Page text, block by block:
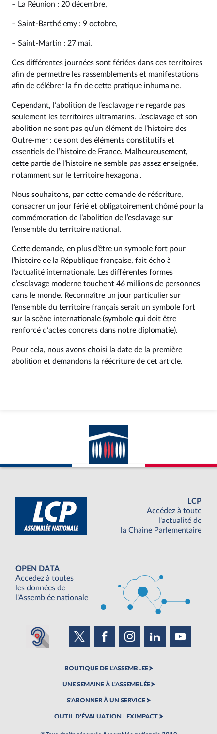
– La Réunion : 20 décembre,
– Saint-Barthélemy : 9 octobre,
– Saint-Martin : 27 mai.
Ces différentes journées sont fériées dans ces territoires
afin de permettre les rassemblements et manifestations
afin de célébrer la fin de cette pratique inhumaine.
Cependant, l’abolition de l’esclavage ne regarde pas
seulement les territoires ultramarins. L’esclavage et son
abolition ne sont pas qu’un élément de l’histoire des
Outre-mer : ce sont des éléments constitutifs et
essentiels de l’histoire de France. Malheureusement,
cette partie de l’histoire ne semble pas assez enseignée,
notamment sur le territoire hexagonal.
Nous souhaitons, par cette demande de réécriture,
consacrer un jour férié et obligatoirement chômé pour la
commémoration de l’abolition de l’esclavage sur
l’ensemble du territoire national.
Cette demande, en plus d’être un symbole fort pour
l’histoire de la République française, fait écho à
l’actualité internationale. Les différentes formes
d’esclavage moderne touchent 46 millions de personnes
dans le monde. Reconnaître un jour particulier sur
l’ensemble du territoire français serait un symbole fort
sur la scène internationale (symbole qui doit être
renforcé d’actes concrets dans notre diplomatie).
Pour cela, nous avons choisi la date de la première
abolition et demandons la réécriture de cet article.
LCP
Accédez à toute
l'actualité de
la Chaine Parlementaire
OPEN DATA
Accédez à toutes
les données de
l'Assemblée nationale
BOUTIQUE DE L'ASSEMBLEE
UNE SEMAINE À L'ASSEMBLÉE
S'ABONNER À UN SERVICE
OUTIL D'ÉVALUATION LEXIMPACT